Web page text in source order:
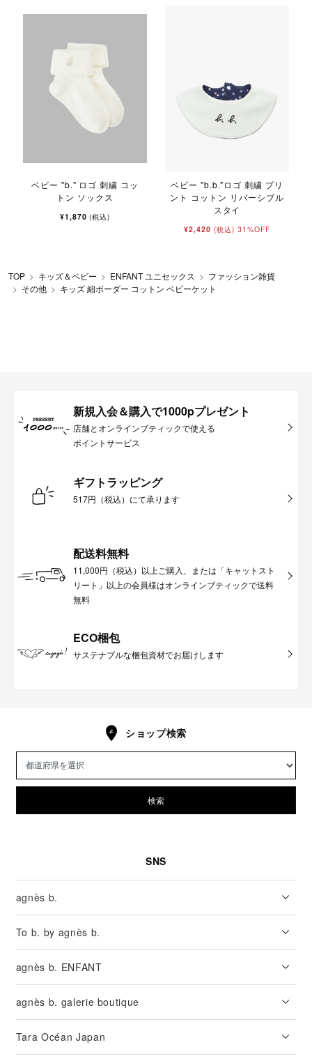
ベビー "b." ロゴ 刺繍 コッ
トン ソックス
¥1,870(税込)
ベビー "b.b."ロゴ 刺繍 プリ
ント コットン リバーシブル
スタイ
¥2,420 (税込) 31%OFF
TOP キッズ＆ベビー ENFANT ユニセックス
ファッション雑貨
その他
キッズ 細ボーダー コットン ベビーケット
新規入会＆購入で1000pプレゼント
店舗とオンラインブティックで使える
ポイントサービス
ギフトラッピング
517円（税込）にて承ります
配送料無料
11,000円（税込）以上ご購入、または「キャットスト
リート」以上の会員様はオンラインブティックで送料
無料
ECO梱包
サステナブルな梱包資材でお届けします
ショップ検索
検索
SNS
agnès b.
To b. by agnès b.
agnès b. ENFANT
agnès b. galerie boutique
Tara Océan Japan